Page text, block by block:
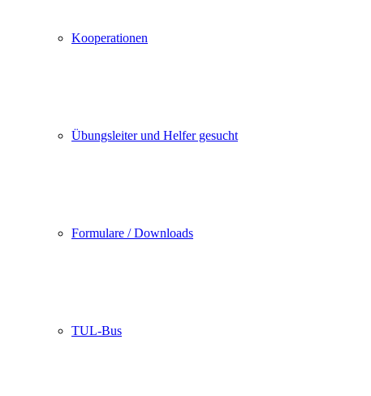
Kooperationen
Übungsleiter und Helfer gesucht
Formulare / Downloads
TUL-Bus